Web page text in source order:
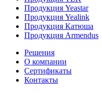
Продукция Yeastar
Продукция Yealink
Продукция Катюша
Продукция Armendus
Решения
О компании
Сертификаты
Контакты